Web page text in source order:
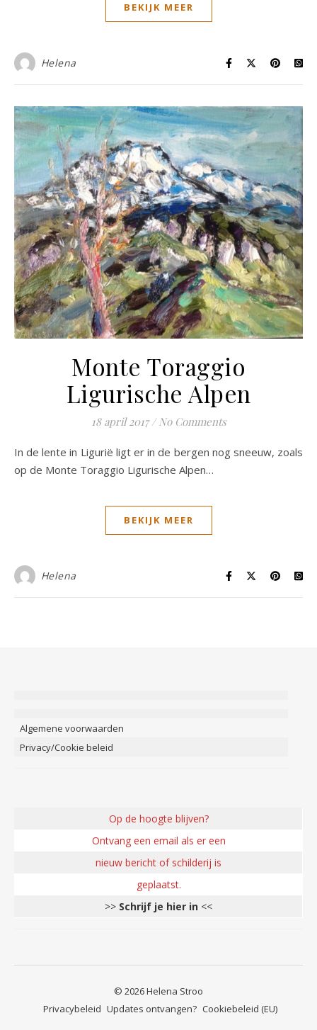
BEKIJK MEER
Helena
Monte Toraggio
Ligurische Alpen
18 april 2017 / No Comments
In de lente in Ligurië ligt er in de bergen nog sneeuw, zoals
op de Monte Toraggio Ligurische Alpen…
BEKIJK MEER
Helena
Algemene voorwaarden
Privacy/Cookie beleid
Op de hoogte blijven?
Ontvang een email als er een
nieuw bericht of schilderij is
geplaatst.
>> Schrijf je hier in <<
© 2026 Helena Stroo
Privacybeleid Updates ontvangen? Cookiebeleid (EU)